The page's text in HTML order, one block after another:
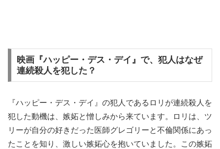
映画『ハッピー・デス・デイ』で、犯人はなぜ
連続殺人を犯した？
『ハッピー・デス・デイ』の犯人であるロリが連続殺人を
犯した動機は、嫉妬と憎しみから来ています。ロリは、ツ
リーが自分の好きだった医師グレゴリーと不倫関係にあっ
たことを知り、激しい嫉妬心を抱いていました。この嫉妬